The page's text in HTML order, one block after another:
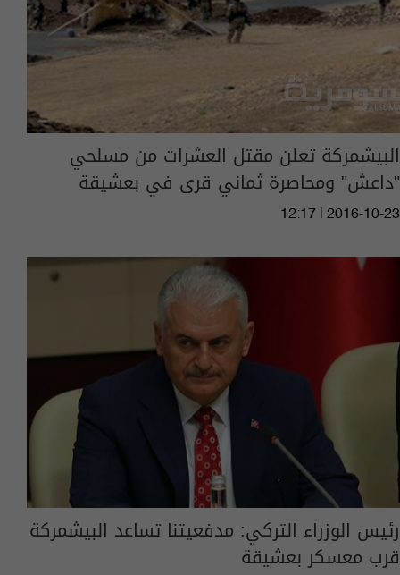
البيشمركة تعلن مقتل العشرات من مسلحي
"داعش" ومحاصرة ثماني قرى في بعشيقة
12:17 | 2016-10-23
رئيس الوزراء التركي: مدفعيتنا تساعد البيشمركة
قرب معسكر بعشيقة